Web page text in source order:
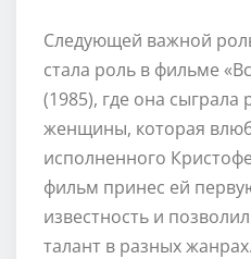
Следующей важной
стала роль в фильме
(1985), где она
женщины, которая
исполненного
фильм принес ей
известность и
талант в разных жанрах.